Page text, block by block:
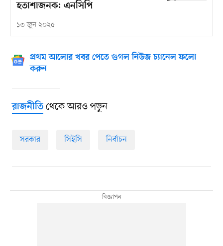
হতাশাজনক: এনসিপি
১৩ জুন ২০২৫
প্রথম আলোর খবর পেতে গুগল নিউজ চ্যানেল ফলো
করুন
রাজনীতিথেকে আরও পড়ুন
সরকার সিইসি নির্বাচন